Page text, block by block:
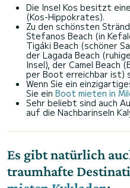
Die Insel Kos besitzt
(Kos-Hippokrates).
Zu den schönsten
Stefanos Beach (in
Tigáki Beach (schöner
der Lagada Beach
Insel), der Camel Beach
per Boot erreichbar ist)
Wenn Sie ein
Sie ein Boot mieten in
Sehr beliebt sind auch
auf die Nachbarinseln
Es gibt natürlich
traumhafte